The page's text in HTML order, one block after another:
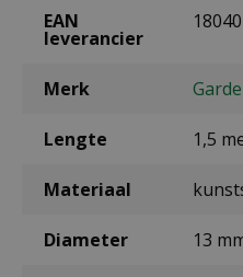
EAN
leverancier
Merk
Lengte 1,5
Materiaal
Diameter 13